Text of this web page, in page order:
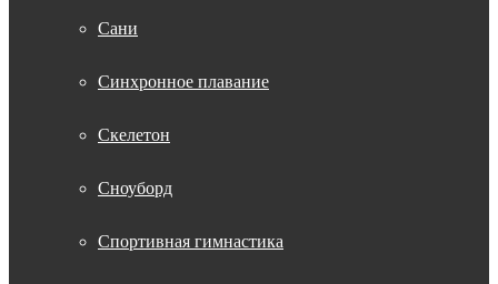
Сани
Синхронное плавание
Скелетон
Сноуборд
Спортивная гимнастика